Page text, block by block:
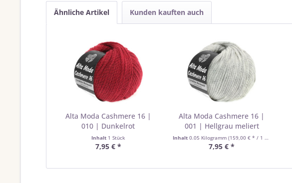
Ähnliche Artikel Kunden kauften auch
Alta Moda Cashmere 16 |
010 | Dunkelrot
Inhalt 1 Stück
7,95 € *
Alta Moda Cashmere 16 |
001 | Hellgrau meliert
Inhalt 0.05 Kilogramm (159,00 € * / 1 Kilogramm)
7,95 € *